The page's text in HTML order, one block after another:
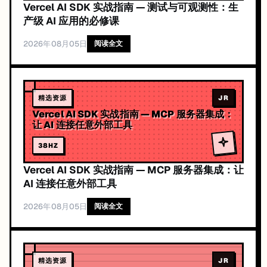
Vercel AI SDK 实战指南 — 测试与可观测性：生
产级 AI 应用的必修课
2026年08月05日 阅读全文
精选资源 JR
Vercel AI SDK 实战指南 — MCP 服务器集成：
让 AI 连接任意外部工具
38HZ
Vercel AI SDK 实战指南 — MCP 服务器集成：让
AI 连接任意外部工具
2026年08月05日 阅读全文
精选资源 JR